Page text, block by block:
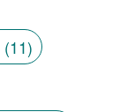
(11)